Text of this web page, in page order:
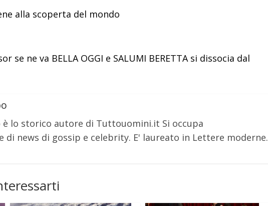
alla scoperta del mondo
se ne va BELLA OGGI e SALUMI BERETTA si dissocia dal
è lo storico autore di Tuttouomini.it Si occupa
di news di gossip e celebrity. E' laureato in Lettere moderne.